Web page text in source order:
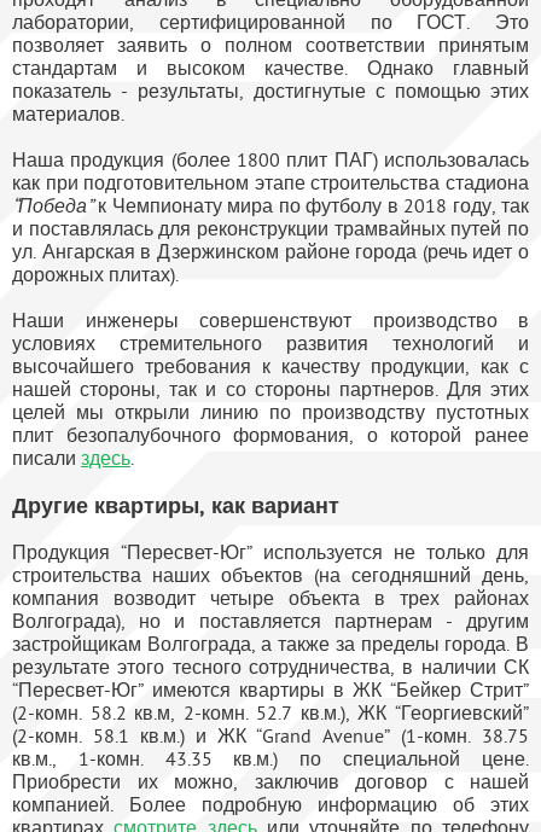
лаборатории, сертифицированной по ГОСТ. Это
позволяет заявить о полном соответствии принятым
стандартам и высоком качестве. Однако главный
показатель - результаты, достигнутые с помощью этих
материалов.
Наша продукция (более 1800 плит ПАГ) использовалась
как при подготовительном этапе строительства стадиона
“Победа”к Чемпионату мира по футболу в 2018 году, так
и поставлялась для реконструкции трамвайных путей по
ул. Ангарская в Дзержинском районе города (речь идет о
дорожных плитах).
Наши инженеры совершенствуют производство в
условиях стремительного развития технологий и
высочайшего требования к качеству продукции, как с
нашей стороны, так и со стороны партнеров. Для этих
целей мы открыли линию по производству пустотных
плит безопалубочного формования, о которой ранее
писали здесь.
Другие квартиры, как вариант
Продукция “Пересвет-Юг” используется не только для
строительства наших объектов (на сегодняшний день,
компания возводит четыре объекта в трех районах
Волгограда), но и поставляется партнерам - другим
застройщикам Волгограда, а также за пределы города. В
результате этого тесного сотрудничества, в наличии СК
“Пересвет-Юг” имеются квартиры в ЖК “Бейкер Стрит”
(2-комн. 58.2 кв.м, 2-комн. 52.7 кв.м.), ЖК “Георгиевский”
(2-комн. 58.1 кв.м.) и ЖК “Grand Avenue” (1-комн. 38.75
кв.м., 1-комн. 43.35 кв.м.) по специальной цене.
Приобрести их можно, заключив договор с нашей
компанией. Более подробную информацию об этих